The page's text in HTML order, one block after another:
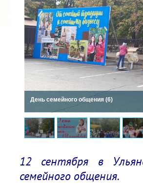
День семейного общения (6)
12 сентября в
семейного общения.
2022 ГОД
МАТЕРИ В
19.12.2021